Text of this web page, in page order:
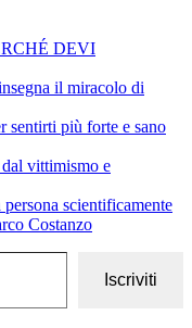
DEVI
il miracolo di
sentirti più forte e sano
vittimismo e
scientificamente
Costanzo
Iscriviti